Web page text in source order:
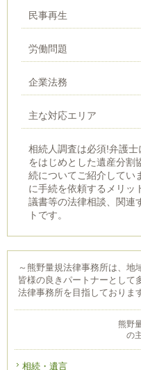
～熊野量規法律事務所は、地
皆様の良きパートナーとして
法律事務所を目指しておりま
熊野
の
相続・遺言
民事再生
労働問題
企業法務
主な対応エリア
相続人調査は必須!弁護
をはじめとした遺産分割
続についてご紹介してい
に手続を依頼するメリッ
議書等の法律相談、関連
トです。